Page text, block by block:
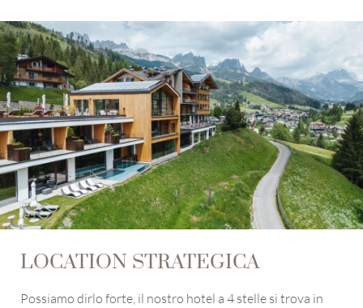
LOCATION STRATEGICA
Possiamo dirlo forte, il nostro hotel a 4 stelle si trova in